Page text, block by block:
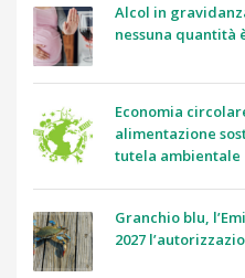
Alcol in
nessuna quantità
Economia
alimentazione
tutela ambientale
Granchio blu,
2027